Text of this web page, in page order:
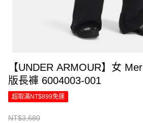
【UNDER ARMOUR】女
版長褲 6004003-001
超取滿NT$899免運
NT$3,680